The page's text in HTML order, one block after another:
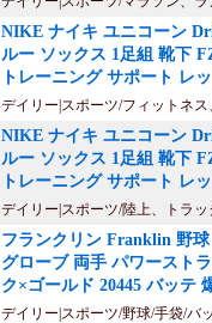
NIKE ナイキ ユニコーン
ルー ソックス 1足組 靴下
トレーニング サポート レ
デイリー|スポーツ/フィットネ
NIKE ナイキ ユニコーン
ルー ソックス 1足組 靴下
トレーニング サポート レ
デイリー|スポーツ/陸上、トラ
フランクリン Franklin 野
グローブ 両手 パワースト
ク×ゴールド 20445 バッテ
デイリー|スポーツ/野球/手袋/バ